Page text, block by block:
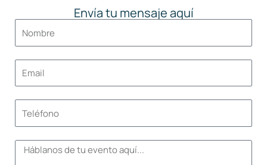
o
k
r
Envía tu mensaje aquí